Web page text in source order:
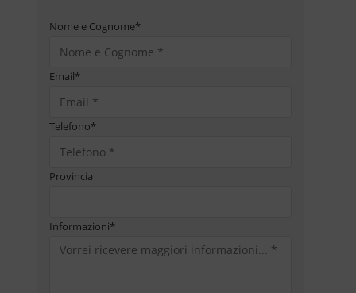
Nome e Cognome*
Email*
Telefono*
Provincia
Informazioni*